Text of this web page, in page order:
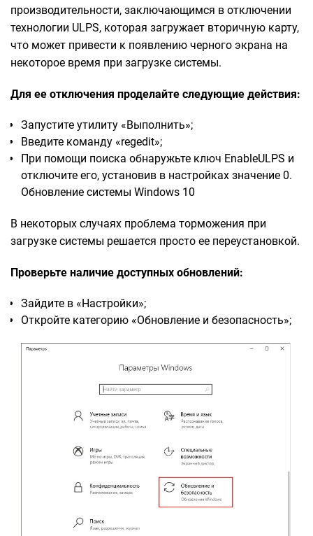
производительности, заключающимся в отключении
технологии ULPS, которая загружает вторичную карту,
что может привести к появлению черного экрана на
некоторое время при загрузке системы.
Для ее отключения проделайте следующие действия:
Запустите утилиту «Выполнить»;
Введите команду «regedit»;
При помощи поиска обнаружьте ключ EnableULPS и
отключите его, установив в настройках значение 0.
Обновление системы Windows 10
В некоторых случаях проблема торможения при
загрузке системы решается просто ее переустановкой.
Проверьте наличие доступных обновлений:
Зайдите в «Настройки»;
Откройте категорию «Обновление и безопасность»;